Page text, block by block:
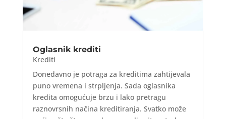
Oglasnik krediti
Krediti
Donedavno je potraga za kreditima zahtijevala
puno vremena i strpljenja. Sada oglasnika
kredita omogućuje brzu i lako pretragu
raznovrsnih načina kreditiranja. Svatko može